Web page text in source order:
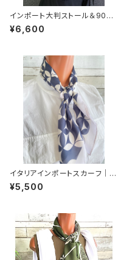
インポート大判ストール＆90c
mスクエア モノトーンスカーフ
｜ホワイト＆ブラック馬ホース
¥6,600
イタリアインポートスカーフ｜小
さめスカーフ ツヤスカーフ・SIL
K風 バッグスカーフ/ネイビー＆
¥5,500